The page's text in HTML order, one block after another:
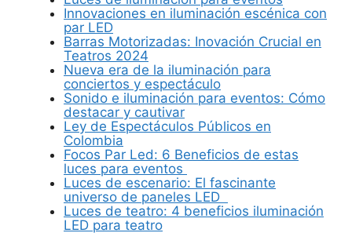
Innovaciones en iluminación escénica con
par LED
Barras Motorizadas: Inovación Crucial en
Teatros 2024
Nueva era de la iluminación para
conciertos y espectáculo
Sonido e iluminación para eventos: Cómo
destacar y cautivar
Ley de Espectáculos Públicos en
Colombia
Focos Par Led: 6 Beneficios de estas
luces para eventos
Luces de escenario: El fascinante
universo de paneles LED
Luces de teatro: 4 beneficios iluminación
LED para teatro